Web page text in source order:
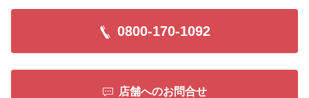
0800-170-1092
店舗へのお問合せ